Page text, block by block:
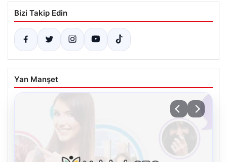
Bizi Takip Edin
Yan Manşet